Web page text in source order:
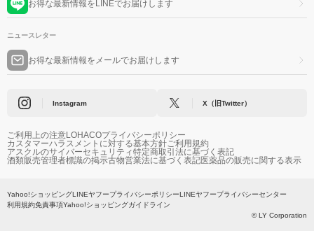
お得な最新情報をLINEでお届けします
ニュースレター
お得な最新情報をメールでお届けします
Instagram X（旧Twitter）
ご利用上の注意LOHACOプライバシーポリシー
カスタマーハラスメントに対する基本方針ご利用規約
アスクルのサイバーセキュリティ特定商取引法に基づく表記
酒類販売管理者標識の掲示古物営業法に基づく表記医薬品の販売に関する表示
Yahoo!ショッピングLINEヤフープライバシーポリシーLINEヤフープライバシーセンター
利用規約免責事項Yahoo!ショッピングガイドライン
© LY Corporation